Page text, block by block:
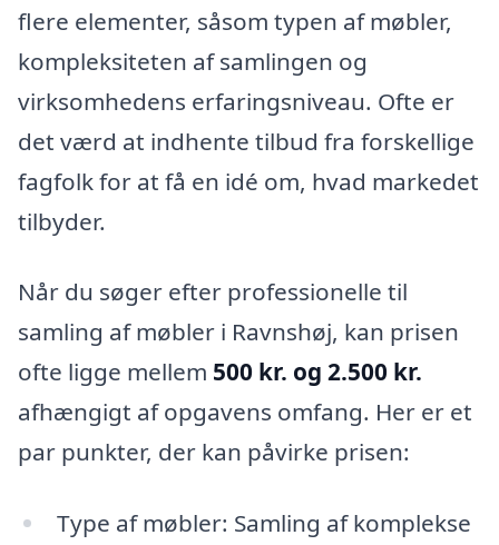
flere elementer, såsom typen af møbler,
kompleksiteten af samlingen og
virksomhedens erfaringsniveau. Ofte er
det værd at indhente tilbud fra forskellige
fagfolk for at få en idé om, hvad markedet
tilbyder.
Når du søger efter professionelle til
samling af møbler i Ravnshøj, kan prisen
ofte ligge mellem 500 kr. og 2.500 kr.
afhængigt af opgavens omfang. Her er et
par punkter, der kan påvirke prisen:
Type af møbler: Samling af komplekse